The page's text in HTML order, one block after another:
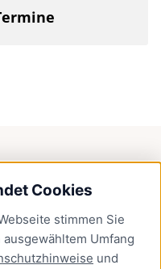
Cookies
stimmen Sie
Umfang
und